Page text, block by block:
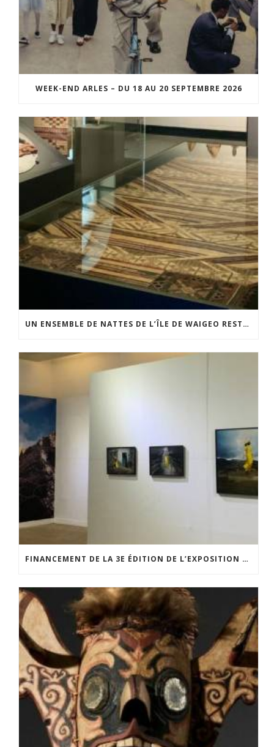
WEEK-END ARLES – DU 18 AU 20 SEPTEMBRE 2026
UN ENSEMBLE DE NATTES DE L’ÎLE DE WAIGEO RESTAURÉ GRÂCE AU SOUTIEN DU CERCLE LÉVI-STRAUSS
FINANCEMENT DE LA 3E ÉDITION DE L’EXPOSITION DU PRIX POUR LA PHOTOGRAPHIE PAR LE CERCLE POUR LA PHOTOGRAPHIE ET L’ART CONTEMPORAIN